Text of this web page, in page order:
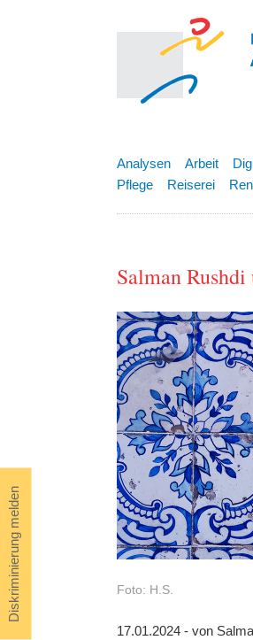
Diskriminierung melden
Analysen Arbeit
Pflege
Reiserei
Salman
Foto: H.S.
17.01.2024 - von